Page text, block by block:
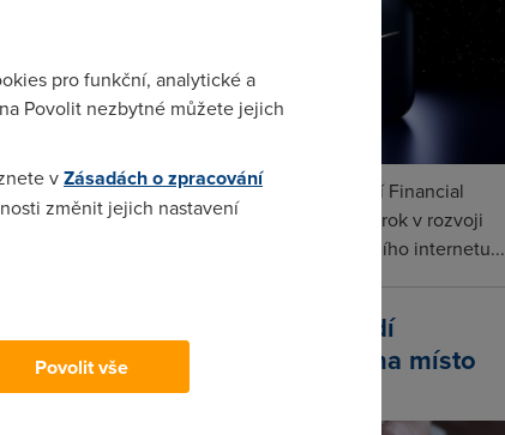
napsané
a
třeba
na nás plno
písničku...“
je ve slově
příště
SpaceX podle informací Financial
Times připravuje další krok v rozvoji
Starlinku. Vedle satelitního internetu...
WhatsApp zavádí
uživatelská jména místo
telefonních čísel
pro funkční, analytické a
Povolit nezbytné můžete jejich
vZásadách o zpracování
změnit jejich nastavení
Povolit vše